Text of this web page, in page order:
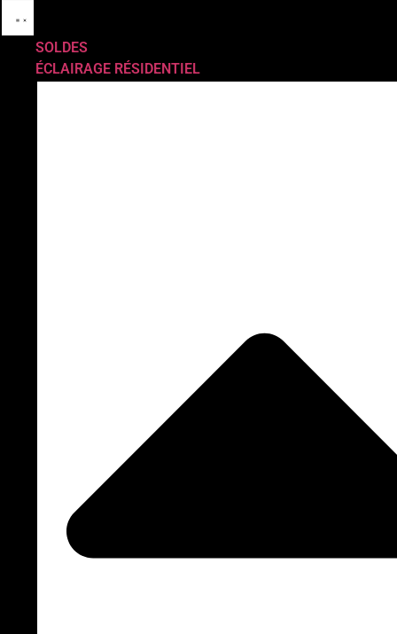
SOLDES
ÉCLAIRAGE RÉSIDENTIEL